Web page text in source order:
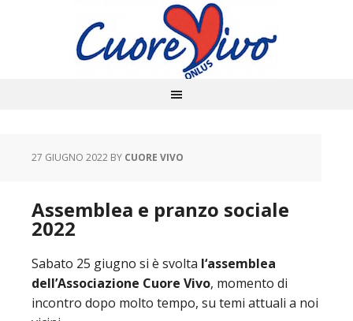
27 GIUGNO 2022 BY CUORE VIVO
Assemblea e pranzo sociale
2022
Sabato 25 giugno si è svolta l‘assemblea
dell’Associazione Cuore Vivo, momento di
incontro dopo molto tempo, su temi attuali a noi